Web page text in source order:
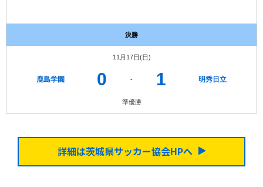
決勝
11月17日(日)
鹿島学園 0 - 1 明秀日立
準優勝
詳細は茨城県サッカー協会HPへ